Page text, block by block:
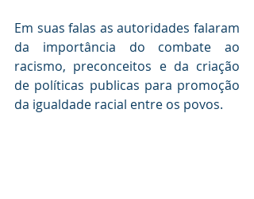
Em suas falas as autoridades falaram
da importância do combate ao
racismo, preconceitos e da criação
de políticas publicas para promoção
da igualdade racial entre os povos.